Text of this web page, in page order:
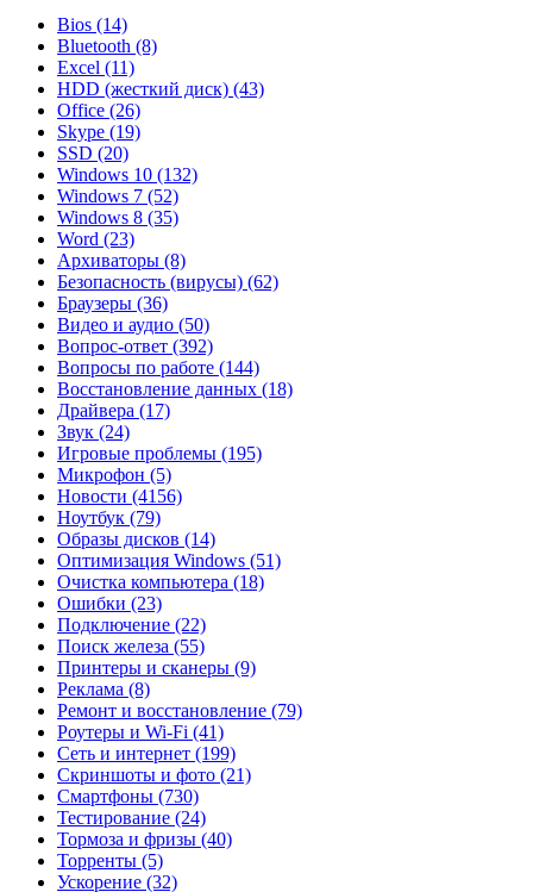
Bios (14)
Bluetooth (8)
Excel (11)
HDD (жесткий диск) (43)
Office (26)
Skype (19)
SSD (20)
Windows 10 (132)
Windows 7 (52)
Windows 8 (35)
Word (23)
Архиваторы (8)
Безопасность (вирусы) (62)
Браузеры (36)
Видео и аудио (50)
Вопрос-ответ (392)
Вопросы по работе (144)
Восстановление данных (18)
Драйвера (17)
Звук (24)
Игровые проблемы (195)
Микрофон (5)
Новости (4156)
Ноутбук (79)
Образы дисков (14)
Оптимизация Windows (51)
Очистка компьютера (18)
Ошибки (23)
Подключение (22)
Поиск железа (55)
Принтеры и сканеры (9)
Реклама (8)
Ремонт и восстановление (79)
Роутеры и Wi-Fi (41)
Сеть и интернет (199)
Скриншоты и фото (21)
Смартфоны (730)
Тестирование (24)
Тормоза и фризы (40)
Торренты (5)
Ускорение (32)